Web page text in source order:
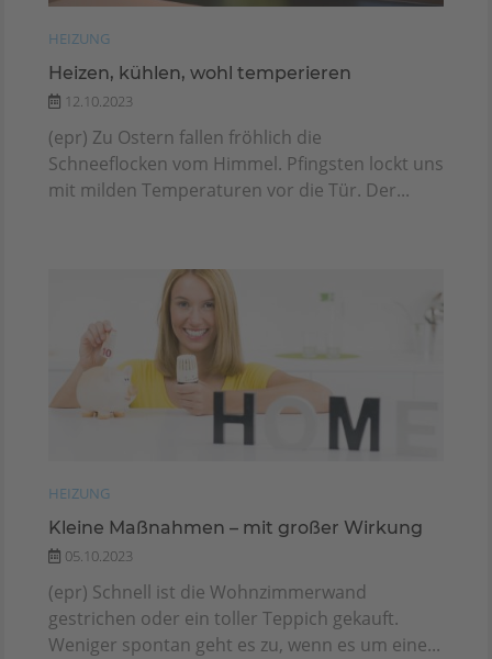
HEIZUNG
Heizen, kühlen, wohl temperieren
12.10.2023
(epr) Zu Ostern fallen fröhlich die
Schneeflocken vom Himmel. Pfingsten lockt uns
mit milden Temperaturen vor die Tür. Der...
HEIZUNG
Kleine Maßnahmen – mit großer Wirkung
05.10.2023
(epr) Schnell ist die Wohnzimmerwand
gestrichen oder ein toller Teppich gekauft.
Weniger spontan geht es zu, wenn es um eine...